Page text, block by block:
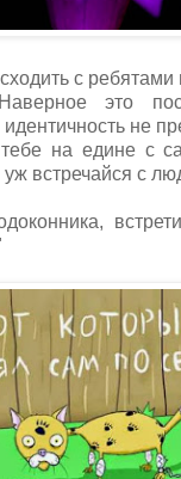
с
это
не
тебе на едине с
встречайся с